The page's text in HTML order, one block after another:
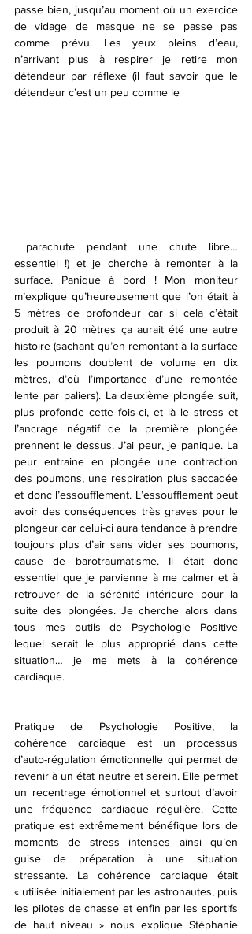
passe bien, jusqu’au moment où un exercice
de vidage de masque ne se passe pas
comme prévu. Les yeux pleins d’eau,
n’arrivant plus à respirer je retire mon
détendeur par réflexe (il faut savoir que le
détendeur c’est un peu comme le
essentiel !) et je cherche à remonter à la
surface. Panique à bord ! Mon moniteur
m’explique qu’heureusement que l’on était à
5 mètres de profondeur car si cela c’était
produit à 20 mètres ça aurait été une autre
histoire (sachant qu’en remontant à la surface
les poumons doublent de volume en dix
mètres, d’où l’importance d’une remontée
lente par paliers). La deuxième plongée suit,
plus profonde cette fois-ci, et là le stress et
l’ancrage négatif de la première plongée
prennent le dessus. J’ai peur, je panique. La
peur entraine en plongée une contraction
des poumons, une respiration plus saccadée
et donc l’essoufflement. L’essoufflement peut
avoir des conséquences très graves pour le
plongeur car celui-ci aura tendance à prendre
toujours plus d’air sans vider ses poumons,
cause de barotraumatisme. Il était donc
essentiel que je parvienne à me calmer et à
retrouver de la sérénité intérieure pour la
suite des plongées. Je cherche alors dans
tous mes outils de Psychologie Positive
lequel serait le plus approprié dans cette
situation… je me mets à la cohérence
cardiaque.
Pratique de Psychologie Positive, la
cohérence cardiaque est un processus
d’auto-régulation émotionnelle qui permet de
revenir à un état neutre et serein. Elle permet
un recentrage émotionnel et surtout d’avoir
une fréquence cardiaque régulière. Cette
pratique est extrêmement bénéfique lors de
moments de stress intenses ainsi qu’en
guise de préparation à une situation
stressante. La cohérence cardiaque était
« utilisée initialement par les astronautes, puis
les pilotes de chasse et enfin par les sportifs
de haut niveau » nous explique Stéphanie